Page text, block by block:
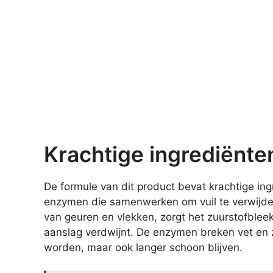
Krachtige
De formule van dit product bevat krachtige
enzymen die samenwerken om vuil te
van geuren en vlekken, zorgt het
aanslag verdwijnt. De enzymen breken vet
worden, maar ook langer schoon blijven.